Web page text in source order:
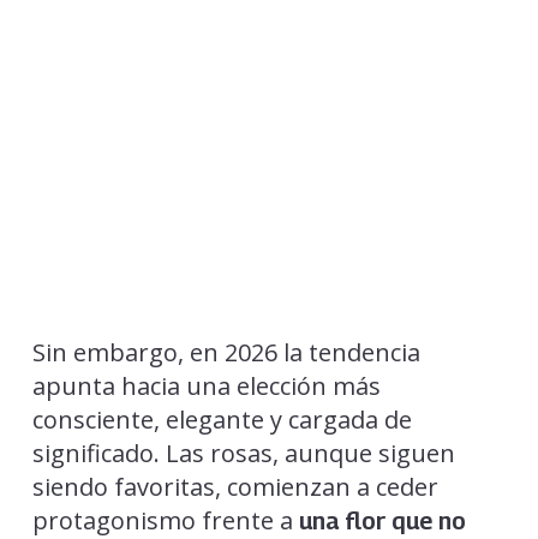
Sin embargo, en 2026 la tendencia
apunta hacia una elección más
consciente, elegante y cargada de
significado. Las rosas, aunque siguen
siendo favoritas, comienzan a ceder
protagonismo frente a una flor que no